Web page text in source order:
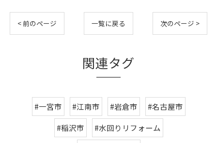
< 前のページ 一覧に戻る 次のページ >
関連タグ
#一宮市 #江南市 #岩倉市
#名古屋市
#稲沢市
#水回りリフォーム